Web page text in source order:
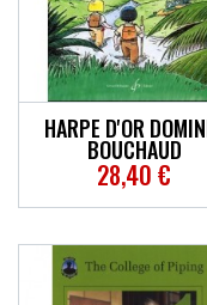
HARPE D'OR
BOUCHAUD
28,40 €